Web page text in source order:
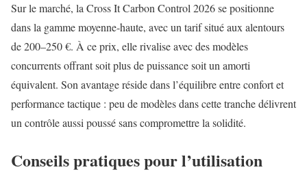
Sur le marché, la Cross It Carbon Control 2026 se positionne
dans la gamme moyenne‑haute, avec un tarif situé aux alentours
de 200–250 €. À ce prix, elle rivalise avec des modèles
concurrents offrant soit plus de puissance soit un amorti
équivalent. Son avantage réside dans l’équilibre entre confort et
performance tactique : peu de modèles dans cette tranche délivrent
un contrôle aussi poussé sans compromettre la solidité.
Conseils pratiques pour l’utilisation